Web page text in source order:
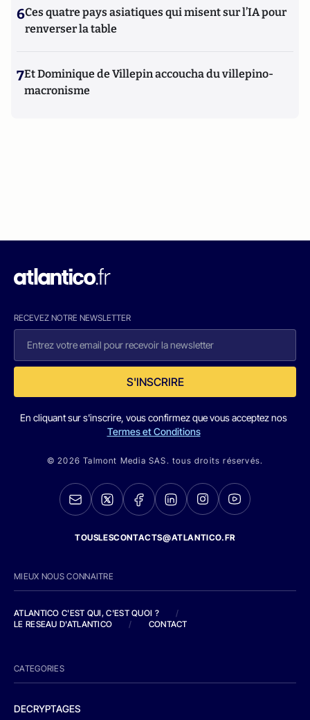
6Ces quatre pays asiatiques qui misent sur l’IA pour
renverser la table
7Et Dominique de Villepin accoucha du villepino-
macronisme
RECEVEZ NOTRE NEWSLETTER
S'INSCRIRE
En cliquant sur s'inscrire, vous confirmez que vous acceptez nos
Termes et Conditions
© 2026 Talmont Media SAS. tous droits réservés.
TOUSLESCONTACTS@ATLANTICO.FR
MIEUX NOUS CONNAITRE
ATLANTICO C'EST QUI, C'EST QUOI ?
/
LE RESEAU D'ATLANTICO
/ CONTACT
CATEGORIES
DECRYPTAGES